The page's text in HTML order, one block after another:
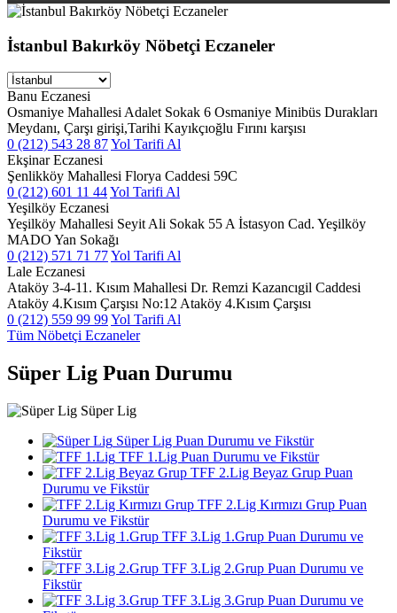
İstanbul Bakırköy Nöbetçi Eczaneler
Banu Eczanesi
Osmaniye Mahallesi Adalet Sokak 6 Osmaniye Minibüs Durakları
Meydanı, Çarşı girişi,Tarihi Kayıkçıoğlu Fırını karşısı
0 (212) 543 28 87Yol Tarifi Al
Ekşinar Eczanesi
Şenlikköy Mahallesi Florya Caddesi 59C
0 (212) 601 11 44Yol Tarifi Al
Yeşilköy Eczanesi
Yeşilköy Mahallesi Seyit Ali Sokak 55 A İstasyon Cad. Yeşilköy
MADO Yan Sokağı
0 (212) 571 71 77Yol Tarifi Al
Lale Eczanesi
Ataköy 3-4-11. Kısım Mahallesi Dr. Remzi Kazancıgil Caddesi
Ataköy 4.Kısım Çarşısı No:12 Ataköy 4.Kısım Çarşısı
0 (212) 559 99 99Yol Tarifi Al
Tüm Nöbetçi Eczaneler
Süper Lig Puan Durumu
Süper Lig
Süper Lig Puan Durumu ve Fikstür
TFF 1.Lig Puan Durumu ve Fikstür
TFF 2.Lig Beyaz Grup Puan
Durumu ve Fikstür
TFF 2.Lig Kırmızı Grup Puan
Durumu ve Fikstür
TFF 3.Lig 1.Grup Puan Durumu ve
Fikstür
TFF 3.Lig 2.Grup Puan Durumu ve
Fikstür
TFF 3.Lig 3.Grup Puan Durumu ve